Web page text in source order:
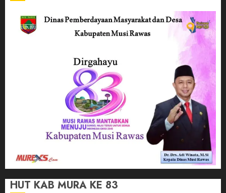
HUT KAB MURA KE 83